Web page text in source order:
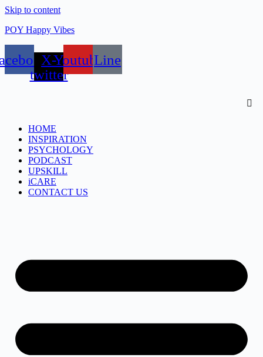
Skip to content
POY Happy Vibes
X-
twitter
YoutubeLine
HOME
INSPIRATION
PSYCHOLOGY
PODCAST
UPSKILL
iCARE
CONTACT US